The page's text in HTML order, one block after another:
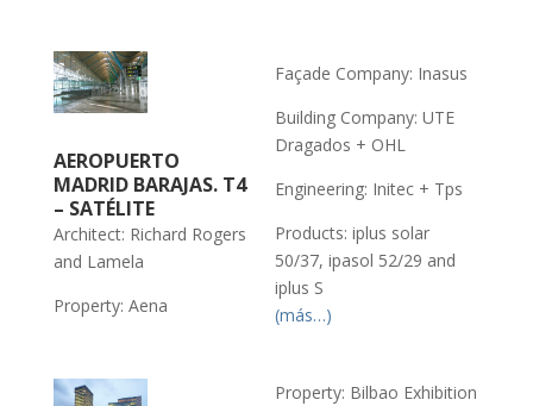
AEROPUERTO
MADRID BARAJAS. T4
– SATÉLITE
Architect: Richard Rogers
and Lamela
Property: Aena
Façade Company: Inasus
Building Company: UTE
Dragados + OHL
Engineering: Initec + Tps
Products: iplus solar
50/37, ipasol 52/29 and
iplus S
(más…)
Property: Bilbao Exhibition